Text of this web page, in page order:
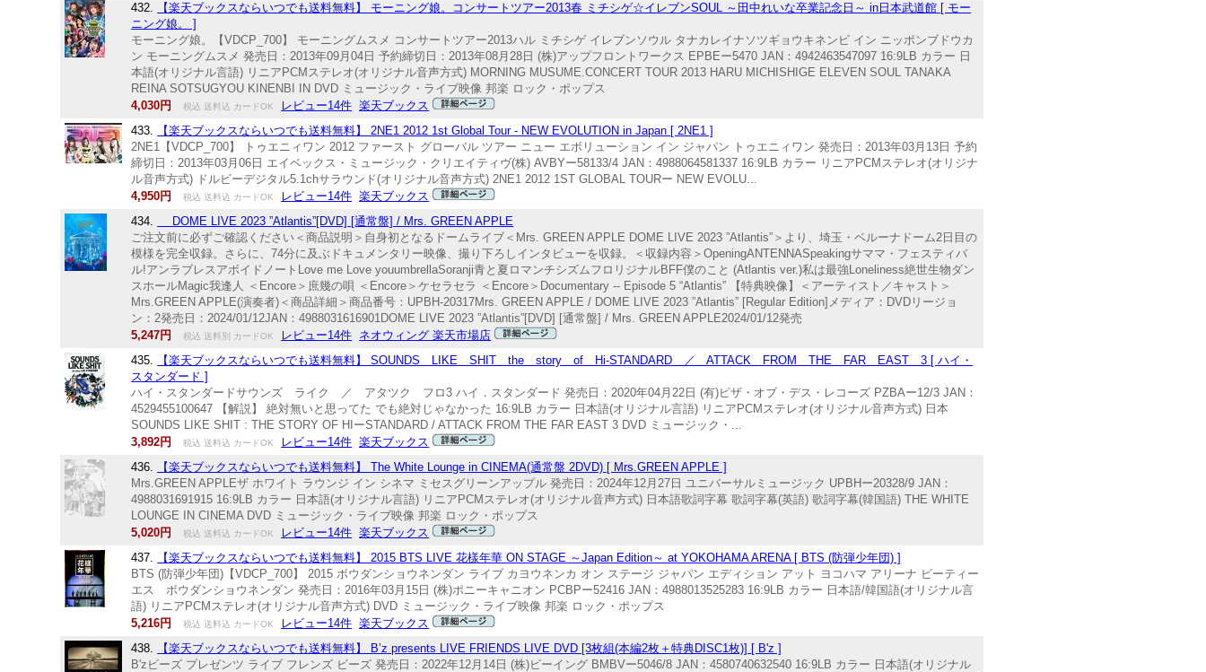
432.
【楽天ブックスならいつでも送料無料】 モーニング娘。コンサートツアー2013春 ミチシゲ☆イレブンSOUL ～田中れいな卒業記念日～ in日本武道館 [ モー
ニング娘。 ]
モーニング娘。【VDCP_700】 モーニングムスメ コンサートツアー2013ハル ミチシゲ イレブンソウル タナカレイナソツギョウキネンビ イン ニッポンブドウカ
ン モーニングムスメ 発売日：2013年09月04日 予約締切日：2013年08月28日 (株)アップフロントワークス EPBEー5470 JAN：4942463547097 16:9LB カラー 日
本語(オリジナル言語) リニアPCMステレオ(オリジナル音声方式) MORNING MUSUME.CONCERT TOUR 2013 HARU MICHISHIGE ELEVEN SOUL TANAKA
REINA SOTSUGYOU KINENBI IN DVD ミュージック・ライブ映像 邦楽 ロック・ポップス
4,030円
税込 送料込 カードOK レビュー14件 楽天ブックス
433.
【楽天ブックスならいつでも送料無料】 2NE1 2012 1st Global Tour - NEW EVOLUTION in Japan [ 2NE1 ]
2NE1【VDCP_700】 トゥエニィワン 2012 ファースト グローバル ツアー ニュー エボリューション イン ジャパン トゥエニィワン 発売日：2013年03月13日 予約
締切日：2013年03月06日 エイベックス・ミュージック・クリエイティヴ(株) AVBYー58133/4 JAN：4988064581337 16:9LB カラー リニアPCMステレオ(オリジナ
ル音声方式) ドルビーデジタル5.1chサラウンド(オリジナル音声方式) 2NE1 2012 1ST GLOBAL TOURー NEW EVOLU...
4,950円
税込 送料込 カードOK レビュー14件 楽天ブックス
434.
DOME LIVE 2023 ”Atlantis”[DVD] [通常盤] / Mrs. GREEN APPLE
ご注文前に必ずご確認ください＜商品説明＞自身初となるドームライブ＜Mrs. GREEN APPLE DOME LIVE 2023 ”Atlantis”＞より、埼玉・ベルーナドーム2日目の
模様を完全収録。さらに、74分に及ぶドキュメンタリー映像、撮り下ろしインタビューを収録。＜収録内容＞OpeningANTENNASpeakingサママ・フェスティバ
ル!アンラブレスアボイドノートLove me Love youumbrellaSoranji青と夏ロマンチシズムフロリジナルBFF僕のこと (Atlantis ver.)私は最強Loneliness絶世生物ダン
スホールMagic我逢人 ＜Encore＞庶幾の唄 ＜Encore＞ケセラセラ ＜Encore＞Documentary -- Episode 5 “Atlantis” 【特典映像】＜アーティスト／キャスト＞
Mrs.GREEN APPLE(演奏者)＜商品詳細＞商品番号：UPBH-20317Mrs. GREEN APPLE / DOME LIVE 2023 ”Atlantis” [Regular Edition]メディア：DVDリージョ
ン：2発売日：2024/01/12JAN：4988031616901DOME LIVE 2023 ”Atlantis”[DVD] [通常盤] / Mrs. GREEN APPLE2024/01/12発売
5,247円
税込 送料別 カードOK レビュー14件 ネオウィング 楽天市場店
435.
【楽天ブックスならいつでも送料無料】 SOUNDS LIKE SHIT the story of Hi-STANDARD ／ ATTACK FROM THE FAR EAST 3 [ ハイ・
スタンダード ]
ハイ・スタンダードサウンズ ライク ／ アタツク フロ3 ハイ．スタンダード 発売日：2020年04月22日 (有)ピザ・オブ・デス・レコーズ PZBAー12/3 JAN：
4529455100647 【解説】 絶対無いと思ってた でも絶対じゃなかった 16:9LB カラー 日本語(オリジナル言語) リニアPCMステレオ(オリジナル音声方式) 日本
SOUNDS LIKE SHIT : THE STORY OF HIーSTANDARD / ATTACK FROM THE FAR EAST 3 DVD ミュージック・...
3,892円
税込 送料込 カードOK レビュー14件 楽天ブックス
436.
【楽天ブックスならいつでも送料無料】 The White Lounge in CINEMA(通常盤 2DVD) [ Mrs.GREEN APPLE ]
Mrs.GREEN APPLEザ ホワイト ラウンジ イン シネマ ミセスグリーンアップル 発売日：2024年12月27日 ユニバーサルミュージック UPBHー20328/9 JAN：
4988031691915 16:9LB カラー 日本語(オリジナル言語) リニアPCMステレオ(オリジナル音声方式) 日本語歌詞字幕 歌詞字幕(英語) 歌詞字幕(韓国語) THE WHITE
LOUNGE IN CINEMA DVD ミュージック・ライブ映像 邦楽 ロック・ポップス
5,020円
税込 送料込 カードOK レビュー14件 楽天ブックス
437.
【楽天ブックスならいつでも送料無料】 2015 BTS LIVE 花樣年華 ON STAGE ～Japan Edition～ at YOKOHAMA ARENA [ BTS (防弾少年団) ]
BTS (防弾少年団)【VDCP_700】 2015 ボウダンショウネンダン ライブ カヨウネンカ オン ステージ ジャパン エディション アット ヨコハマ アリーナ ビーティー
エス ボウダンショウネンダン 発売日：2016年03月15日 (株)ポニーキャニオン PCBPー52416 JAN：4988013525283 16:9LB カラー 日本語/韓国語(オリジナル言
語) リニアPCMステレオ(オリジナル音声方式) DVD ミュージック・ライブ映像 邦楽 ロック・ポップス
5,216円
税込 送料込 カードOK レビュー14件 楽天ブックス
438.
【楽天ブックスならいつでも送料無料】 B’z presents LIVE FRIENDS LIVE DVD [3枚組(本編2枚＋特典DISC1枚)] [ B'z ]
B'zビーズ プレゼンツ ライブ フレンズ ビーズ 発売日：2022年12月14日 (株)ビーイング BMBVー5046/8 JAN：4580740632540 16:9LB カラー 日本語(オリジナル